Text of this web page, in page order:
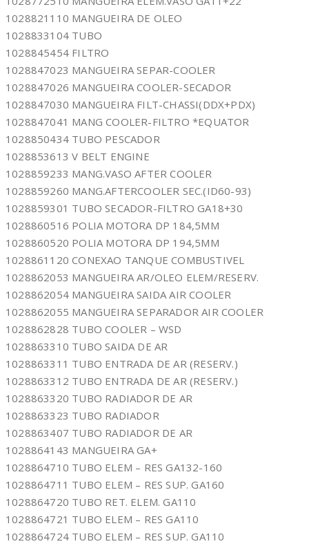
1028821110 MANGUEIRA DE OLEO
1028833104 TUBO
1028845454 FILTRO
1028847023 MANGUEIRA SEPAR-COOLER
1028847026 MANGUEIRA COOLER-SECADOR
1028847030 MANGUEIRA FILT-CHASSI(DDX+PDX)
1028847041 MANG COOLER-FILTRO *EQUATOR
1028850434 TUBO PESCADOR
1028853613 V BELT ENGINE
1028859233 MANG.VASO AFTER COOLER
1028859260 MANG.AFTERCOOLER SEC.(ID60-93)
1028859301 TUBO SECADOR-FILTRO GA18+30
1028860516 POLIA MOTORA DP 184,5MM
1028860520 POLIA MOTORA DP 194,5MM
1028861120 CONEXAO TANQUE COMBUSTIVEL
1028862053 MANGUEIRA AR/OLEO ELEM/RESERV.
1028862054 MANGUEIRA SAIDA AIR COOLER
1028862055 MANGUEIRA SEPARADOR AIR COOLER
1028862828 TUBO COOLER – WSD
1028863310 TUBO SAIDA DE AR
1028863311 TUBO ENTRADA DE AR (RESERV.)
1028863312 TUBO ENTRADA DE AR (RESERV.)
1028863320 TUBO RADIADOR DE AR
1028863323 TUBO RADIADOR
1028863407 TUBO RADIADOR DE AR
1028864143 MANGUEIRA GA+
1028864710 TUBO ELEM – RES GA132-160
1028864711 TUBO ELEM – RES SUP. GA160
1028864720 TUBO RET. ELEM. GA110
1028864721 TUBO ELEM – RES GA110
1028864724 TUBO ELEM – RES SUP. GA110